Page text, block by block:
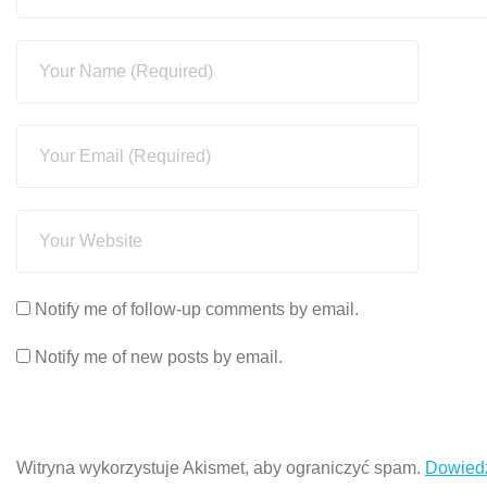
Notify me of follow-up comments by email.
Notify me of new posts by email.
Witryna wykorzystuje Akismet, aby ograniczyć spam.